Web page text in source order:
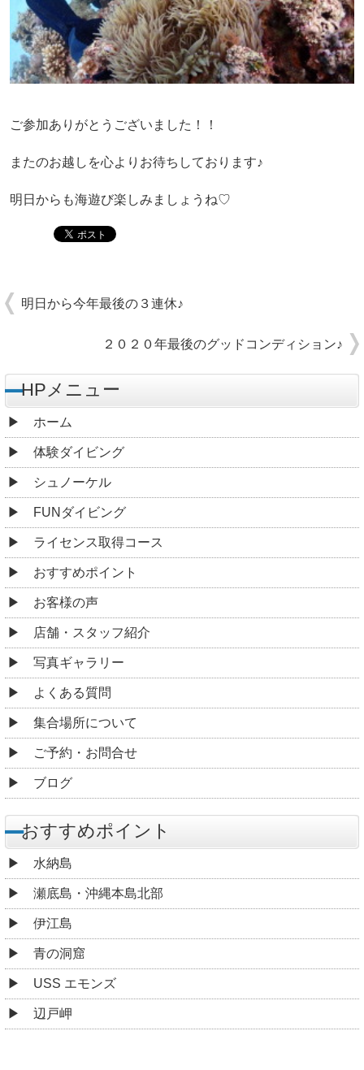
ご参加ありがとうございました！！
またのお越しを心よりお待ちしております♪
明日からも海遊び楽しみましょうね♡
明日から今年最後の３連休♪
２０２０年最後のグッドコンディション♪
HPメニュー
ホーム
体験ダイビング
シュノーケル
FUNダイビング
ライセンス取得コース
おすすめポイント
お客様の声
店舗・スタッフ紹介
写真ギャラリー
よくある質問
集合場所について
ご予約・お問合せ
ブログ
おすすめポイント
水納島
瀬底島・沖縄本島北部
伊江島
青の洞窟
USS エモンズ
辺戸岬